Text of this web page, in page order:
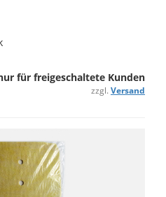
für freigeschaltete Kunden
zzgl. Versand